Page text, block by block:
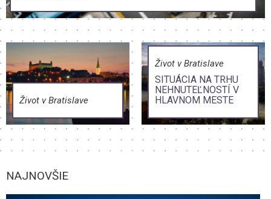
Život v Bratislave
Život v Bratislave
SITUÁCIA NA TRHU
NEHNUTEĽNOSTÍ V
HLAVNOM MESTE
NAJNOVŠIE